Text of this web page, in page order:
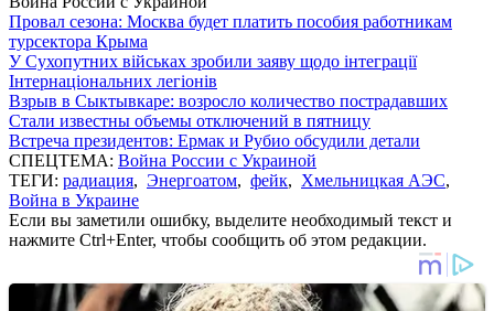
Провал сезона: Москва будет платить пособия работникам
турсектора Крыма
У Сухопутних військах зробили заяву щодо інтеграції
Інтернаціональних легіонів
Взрыв в Сыктывкаре: возросло количество пострадавших
Стали известны объемы отключений в пятницу
Встреча президентов: Ермак и Рубио обсудили детали
СПЕЦТЕМА: Война России с Украиной
ТЕГИ: радиация, Энергоатом, фейк, Хмельницкая АЭС,
Война в Украине
Если вы заметили ошибку, выделите необходимый текст и
нажмите Ctrl+Enter, чтобы сообщить об этом редакции.